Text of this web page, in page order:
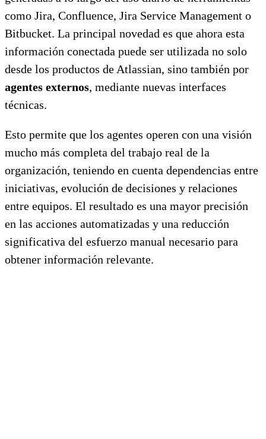
como Jira, Confluence, Jira Service Management o
Bitbucket. La principal novedad es que ahora esta
información conectada puede ser utilizada no solo
desde los productos de Atlassian, sino también por
agentes externos, mediante nuevas interfaces
técnicas.
Esto permite que los agentes operen con una visión
mucho más completa del trabajo real de la
organización, teniendo en cuenta dependencias entre
iniciativas, evolución de decisiones y relaciones
entre equipos. El resultado es una mayor precisión
en las acciones automatizadas y una reducción
significativa del esfuerzo manual necesario para
obtener información relevante.